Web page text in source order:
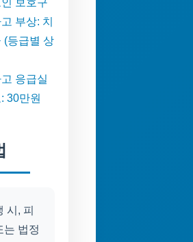
보호구
부상: 치
(등급별 상
응급실
30만원
시, 피
는 법정